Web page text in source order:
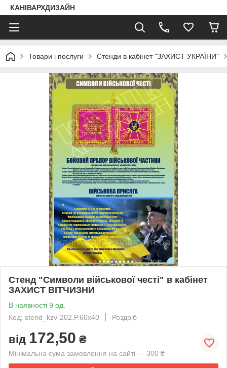
КАНІВАРХДИЗАЙН
Товари і послуги Стенди в кабінет "ЗАХИСТ УКРАЇНИ"
Стенд "Символи військової честі" в кабінет
ЗАХИСТ ВІТЧИЗНИ
В наявності 9 од.
Код: stend_kzv-202.P.60x40
Роздріб
від 172,50 ₴
Мінімальна сума замовлення на сайті — 300 ₴